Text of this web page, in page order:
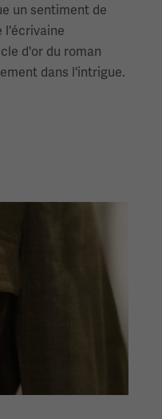
un sentiment de
l'écrivaine
d'or du roman
dans l'intrigue.